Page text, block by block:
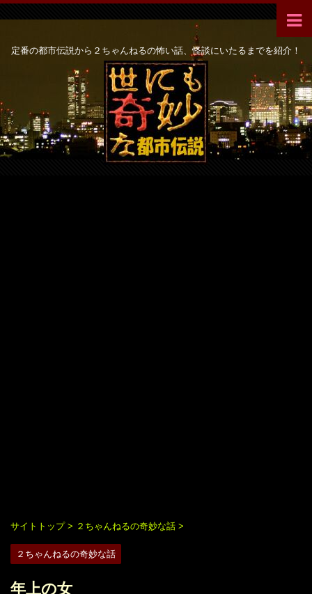
定番の都市伝説から２ちゃんねるの怖い話、怪談にいたるまでを紹介！
サイトトップ> ２ちゃんねるの奇妙な話 >
２ちゃんねるの奇妙な話
年上の女